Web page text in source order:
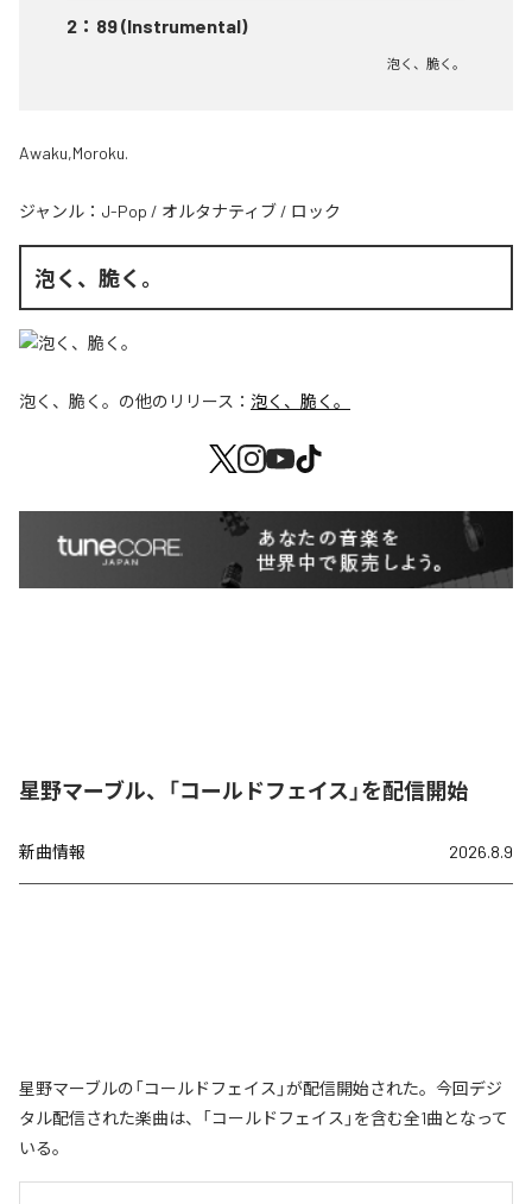
2 ： 89 (Instrumental)
泡く、脆く。
Awaku,Moroku.
ジャンル： J-Pop / オルタナティブ / ロック
泡く、脆く。
泡く、脆く。 の他のリリース： 泡く、脆く。
星野マーブル、「コールドフェイス」を配信開始
新曲情報 2026.8.9
星野マーブルの「コールドフェイス」が配信開始された。今回デジ
タル配信された楽曲は、「コールドフェイス」を含む全1曲となって
いる。